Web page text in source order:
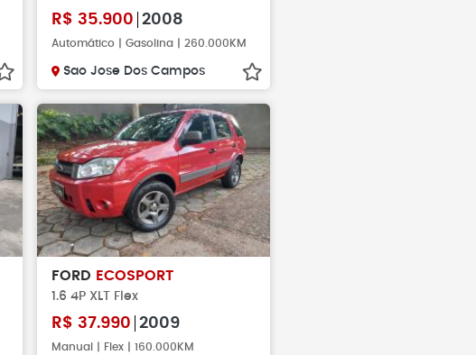
R$ 35.900 2008
Automático | Gasolina | 260.000KM
Sao Jose Dos Campos
FORD ECOSPORT
1.6 4P XLT Flex
R$ 37.990 2009
Manual | Flex | 160.000KM